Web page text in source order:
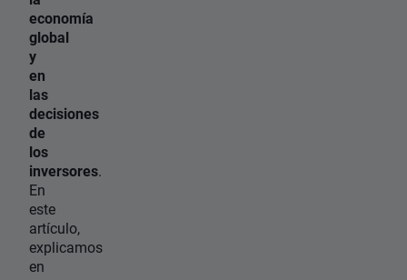
economía
global
y
en
las
decisiones
de
los
inversores.
En
este
artículo,
explicamos
en